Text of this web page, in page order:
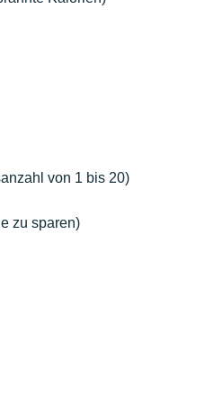
von 1 bis 20)
zu sparen)